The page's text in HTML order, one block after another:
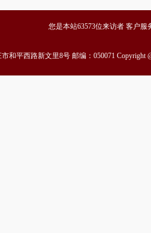
您是本站63573位来访者 客户服
和平西路新文里8号 邮编：050071 Copyright